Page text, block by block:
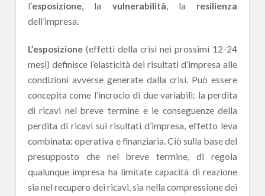
l’esposizione, la vulnerabilità, la resilienza
dell’impresa.
L’esposizione (effetti della crisi nei prossimi 12-24
mesi) definisce l’elasticità dei risultati d’impresa alle
condizioni avverse generate dalla crisi. Può essere
concepita come l’incrocio di due variabili: la perdita
di ricavi nel breve termine e le conseguenze della
perdita di ricavi sui risultati d’impresa, effetto leva
combinata: operativa e finanziaria. Ciò sulla base del
presupposto che nel breve termine, di regola
qualunque impresa ha limitate capacità di reazione
sia nel recupero dei ricavi, sia nella compressione dei